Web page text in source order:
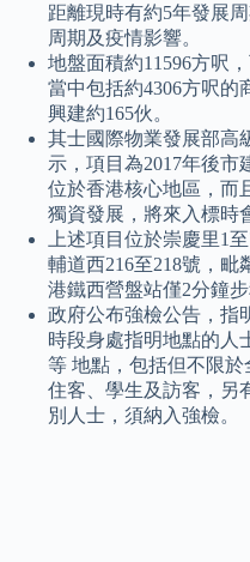
距離現時有約5年發展
周期及疫情影響。
地盤面積約11596方呎
當中包括約4306方呎的
興建約165伙。
其士國際物業發展部高
示，項目為2017年後市
位於香港核心地區，而
獨資發展，將來入標時
上述項目位於崇慶里1
輔道西216至218號，
港鐵西營盤站僅2分鐘步
政府公布強檢公告，指
時段身處指明地點的人
等 地點，包括但不限於
住客、學生及訪客，另
別人士，須納入強檢。